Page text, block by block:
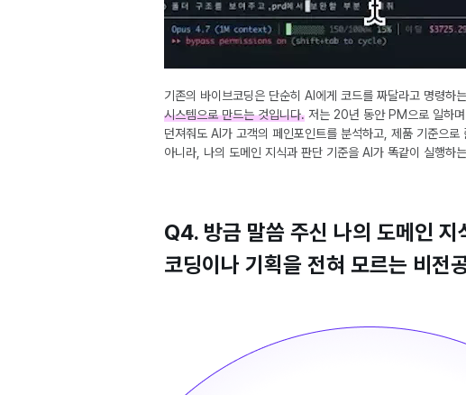
기존의 바이브코딩은 단순히 AI에게 코드를 짜달라고 명령하
시스템으로 만드는 것입니다. 저는 20년 동안 PM으로 일하
던져줘도 AI가 고객의 페인포인트를 분석하고, 제품 기준으
아니라, 나의 도메인 지식과 판단 기준을 AI가 똑같이 실행하
Q4. 방금 말씀 주신 나의 도메인
코딩이나 기획을 전혀 모르는 비전